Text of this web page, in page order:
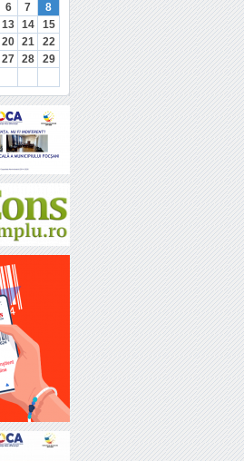
6 7
8
13 14
15
20 21
22
27 28
29